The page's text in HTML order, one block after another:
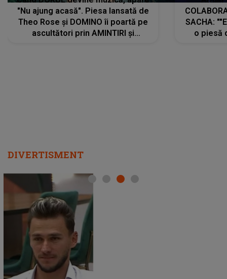
"Nu ajung acasă". Piesa lansată de
Theo Rose și DOMINO îi poartă pe
ascultători prin AMINTIRI și
SACHA:
o piesă
DIVERTISMENT